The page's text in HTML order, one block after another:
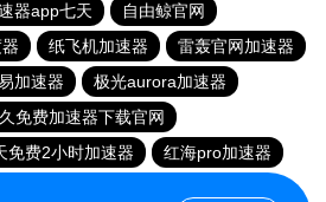
器app七天
自由鲸官网
纸飞机加速器
雷轰官网加速器
加速器
极光aurora加速器
免费加速器下载官网
免费2小时加速器
红海pro加速器